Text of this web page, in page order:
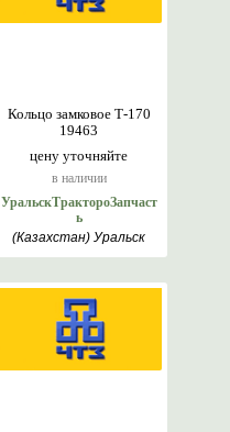
цену уточняйте
в наличии
Кольцо замковое Т-170
19463
УральскТрактороЗапчаст
ь
(Казахстан) Уральск